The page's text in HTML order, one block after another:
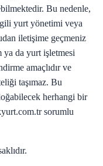
Bu nedenle,
yurt yönetimi veya
iletişime geçmeniz
da yurt işletmesi
amaçlıdır ve
taşımaz. Bu
herhangi bir
sorumlu